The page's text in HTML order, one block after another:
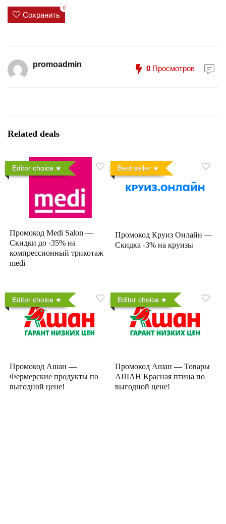
Сохранить
0
promoadmin 0 Просмотров
Related deals
Editor choice
Промокод Medi Salon —
Скидки до -35% на
компрессионный трикотаж
medi
Best seller
Промокод Круиз Онлайн —
Скидка -3% на круизы
Editor choice
Промокод Ашан —
Фермерские продукты по
выгодной цене!
Editor choice
Промокод Ашан — Товары
АШАН Красная птица по
выгодной цене!